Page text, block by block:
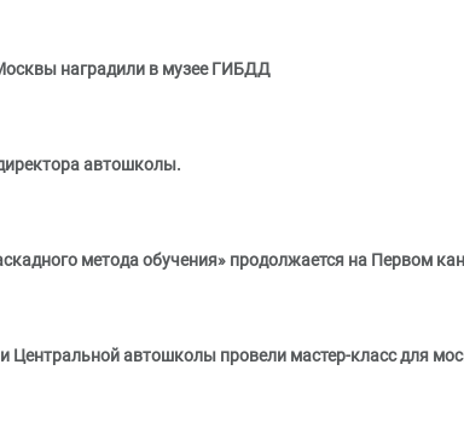
наградили в музее ГИБДД
автошколы.
метода обучения» продолжается на Первом
Центральной автошколы провели мастер-класс для